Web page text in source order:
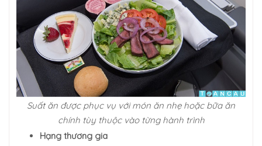
Suất ăn được phục vụ với món ăn nhẹ hoặc bữa ăn
chính tùy thuộc vào từng hành trình
Hạng thương gia